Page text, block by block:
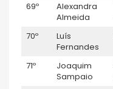
69º
Alexandra
Almeida
70º
Luís
Fernandes
71º
Joaquim
Sampaio